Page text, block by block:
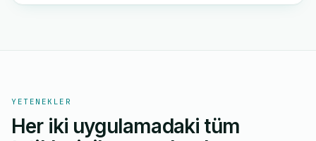
YETENEKLER
Her iki uygulamadaki tüm